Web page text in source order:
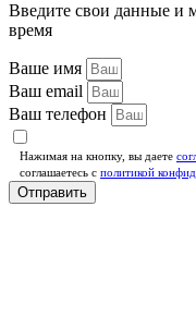
Введите свои данные и
время
Ваше имя
Ваш email
Ваш телефон
Нажимая на кнопку, вы даете
соглашаетесь c политикой
Отправить